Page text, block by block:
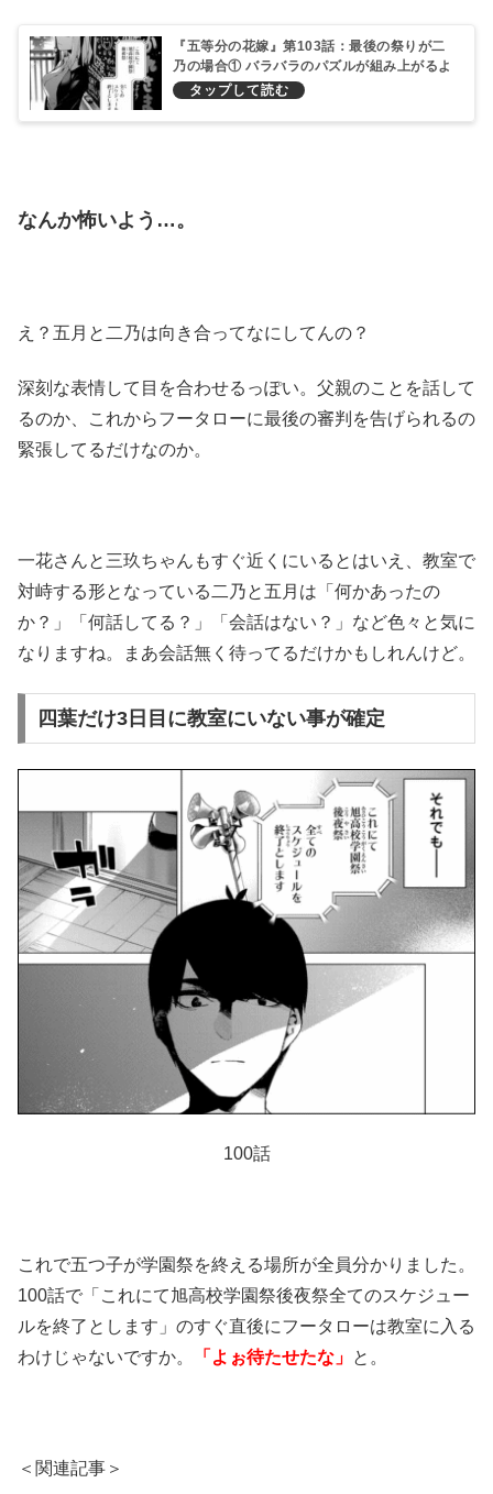
『五等分の花嫁』第103話：最後の祭りが二
乃の場合① バラバラのパズルが組み上がるよ
くできたミステリー作品みたいだ
なんか怖いよう…。
え？五月と二乃は向き合ってなにしてんの？
深刻な表情して目を合わせるっぽい。父親のことを話して
るのか、これからフータローに最後の審判を告げられるの
緊張してるだけなのか。
一花さんと三玖ちゃんもすぐ近くにいるとはいえ、教室で
対峙する形となっている二乃と五月は「何かあったの
か？」「何話してる？」「会話はない？」など色々と気に
なりますね。まあ会話無く待ってるだけかもしれんけど。
四葉だけ3日目に教室にいない事が確定
100話
これで五つ子が学園祭を終える場所が全員分かりました。
100話で「これにて旭高校学園祭後夜祭全てのスケジュー
ルを終了とします」のすぐ直後にフータローは教室に入る
わけじゃないですか。
「よぉ待たせたな」 と。
＜関連記事＞